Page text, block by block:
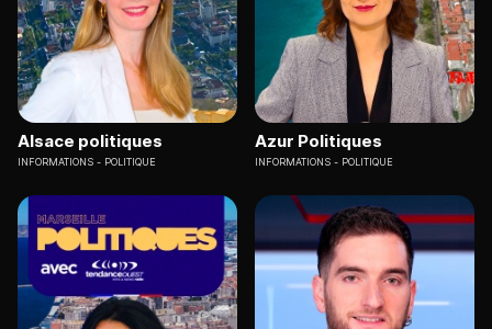
Alsace politiques
INFORMATIONS POLITIQUE
Azur Politiques
INFORMATIONS POLITIQUE